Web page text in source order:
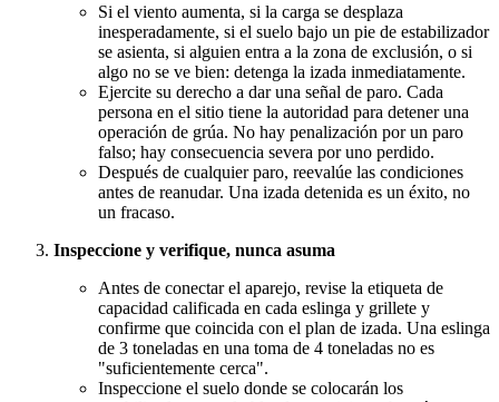
Si el viento aumenta, si la carga se desplaza
inesperadamente, si el suelo bajo un pie de estabilizador
se asienta, si alguien entra a la zona de exclusión, o si
algo no se ve bien: detenga la izada inmediatamente.
Ejercite su derecho a dar una señal de paro. Cada
persona en el sitio tiene la autoridad para detener una
operación de grúa. No hay penalización por un paro
falso; hay consecuencia severa por uno perdido.
Después de cualquier paro, reevalúe las condiciones
antes de reanudar. Una izada detenida es un éxito, no
un fracaso.
Inspeccione y verifique, nunca asuma
Antes de conectar el aparejo, revise la etiqueta de
capacidad calificada en cada eslinga y grillete y
confirme que coincida con el plan de izada. Una eslinga
de 3 toneladas en una toma de 4 toneladas no es
"suficientemente cerca".
Inspeccione el suelo donde se colocarán los